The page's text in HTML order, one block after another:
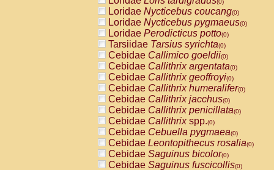
AtelidaeLagothrix lagothricha cana
PitheciidaeCacajao calvus
PitheciidaeCallicebus cupreus
PitheciidaeCallicebus donacophilus
PitheciidaeCallicebus moloch
PitheciidaeCallicebus torquatus
PitheciidaeCallicebusspp.(0)
PitheciidaeChiropotes satanas(0)
PitheciidaePithecia monachus
PitheciidaePithecia pithecia(0)
CercopithecidaeCercocebus agilis
CercopithecidaeCercocebus
CercopithecidaeCercocebus
CercopithecidaeCercocebus
CercopithecidaeCercocebus
(0)
Loridae Nycticebus coucang(0)
Loridae Nycticebus pygmaeus(0)
Loridae Perodicticus potto(0)
Tarsiidae Tarsius syrichta(0)
Cebidae Callimico goeldii(0)
Cebidae Callithrix argentata(0)
Cebidae Callithrix geoffroyi(0)
Cebidae Callithrix humeralifer(0)
Cebidae Callithrix jacchus(0)
Cebidae Callithrix penicillata(0)
Cebidae Callithrixspp.(0)
Cebidae Cebuella pygmaea(0)
Cebidae Leontopithecus rosalia(0)
Cebidae Saguinus bicolor(0)
Cebidae Saguinus fuscicollis(0)